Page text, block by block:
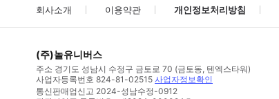
회사소개 이용약관 개인정보처리방침
(주)놀유니버스
주소 경기도 성남시 수정구 금토로 70 (금토동, 텐엑스타워)
사업자등록번호 824-81-02515 사업자정보확인
통신판매업신고 2024-성남수정-0912